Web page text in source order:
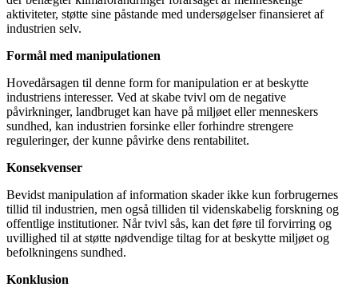
aktiviteter, støtte sine påstande med undersøgelser finansieret af
industrien selv.
Formål med manipulationen
Hovedårsagen til denne form for manipulation er at beskytte
industriens interesser. Ved at skabe tvivl om de negative
påvirkninger, landbruget kan have på miljøet eller menneskers
sundhed, kan industrien forsinke eller forhindre strengere
reguleringer, der kunne påvirke dens rentabilitet.
Konsekvenser
Bevidst manipulation af information skader ikke kun forbrugernes
tillid til industrien, men også tilliden til videnskabelig forskning og
offentlige institutioner. Når tvivl sås, kan det føre til forvirring og
uvillighed til at støtte nødvendige tiltag for at beskytte miljøet og
befolkningens sundhed.
Konklusion